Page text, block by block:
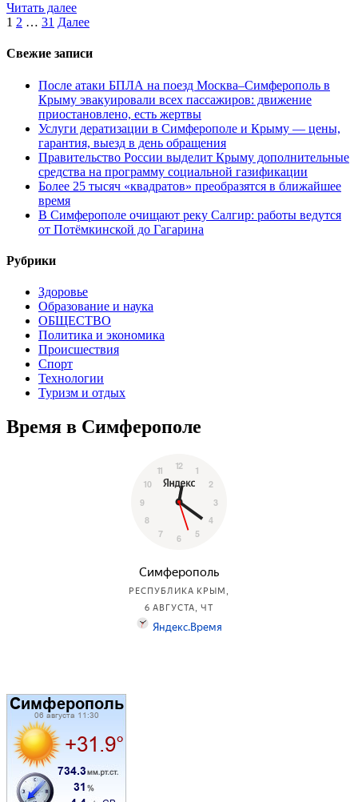
Читать далее
Пагинация
записей
1 2 … 31 Далее
Свежие записи
После атаки БПЛА на поезд Москва–Симферополь в
Крыму эвакуировали всех пассажиров: движение
приостановлено, есть жертвы
Услуги дератизации в Симферополе и Крыму — цены,
гарантия, выезд в день обращения
Правительство России выделит Крыму дополнительные
средства на программу социальной газификации
Более 25 тысяч «квадратов» преобразятся в ближайшее
время
В Симферополе очищают реку Салгир: работы ведутся
от Потёмкинской до Гагарина
Рубрики
Здоровье
Образование и наука
ОБЩЕСТВО
Политика и экономика
Происшествия
Спорт
Технологии
Туризм и отдых
Время в Симферополе